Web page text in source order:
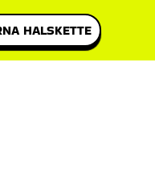
HALSKETTE